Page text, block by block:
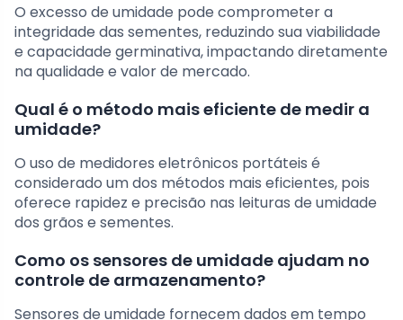
O excesso de umidade pode comprometer a
integridade das sementes, reduzindo sua viabilidade
e capacidade germinativa, impactando diretamente
na qualidade e valor de mercado.
Qual é o método mais eficiente de medir a
umidade?
O uso de medidores eletrônicos portáteis é
considerado um dos métodos mais eficientes, pois
oferece rapidez e precisão nas leituras de umidade
dos grãos e sementes.
Como os sensores de umidade ajudam no
controle de armazenamento?
Sensores de umidade fornecem dados em tempo